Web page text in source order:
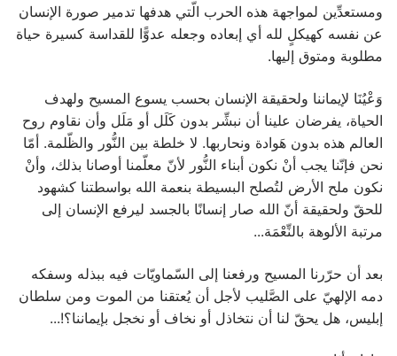
ومستعدِّين لمواجهة هذه الحرب الّتي هدفها تدمير صورة الإنسان
عن نفسه كهيكلٍ لله أي إبعاده وجعله عدوًّا للقداسة كسيرة حياة
مطلوبة ومتوق إليها.
وَعْيُنَا لإيماننا ولحقيقة الإنسان بحسب يسوع المسيح ولهدف
الحياة، يفرضان علينا أن نبشِّر بدون كَلَل أو مَلَل وأن نقاوم روح
العالم هذه بدون هَوادة ونحاربها. لا خلطة بين النُّور والظّلمة. أمّا
نحن فإنّنا يجب أنْ نكون أبناء النُّور لأنّ معلّمنا أوصانا بذلك، وأنْ
نكون ملح الأرض لتُصلح البسيطة بنعمة الله بواسطتنا كشهود
للحقّ ولحقيقة أنّ الله صار إنسانًا بالجسد ليرفع الإنسان إلى
مرتبة الألوهة بالنِّعْمَة...
بعد أن حرّرنا المسيح ورفعنا إلى السّماويّات فيه ببذله وسفكه
دمه الإلهيّ على الصَّليب لأجل أن يُعتقنا من الموت ومن سلطان
إبليس، هل يحقّ لنا أن نتخاذل أو نخاف أو نخجل بإيماننا؟!...